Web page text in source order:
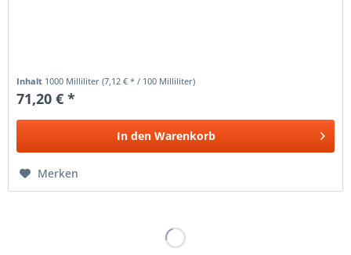
Inhalt 1000 Milliliter(7,12 € * / 100 Milliliter)
71,20 € *
In den Warenkorb
Merken